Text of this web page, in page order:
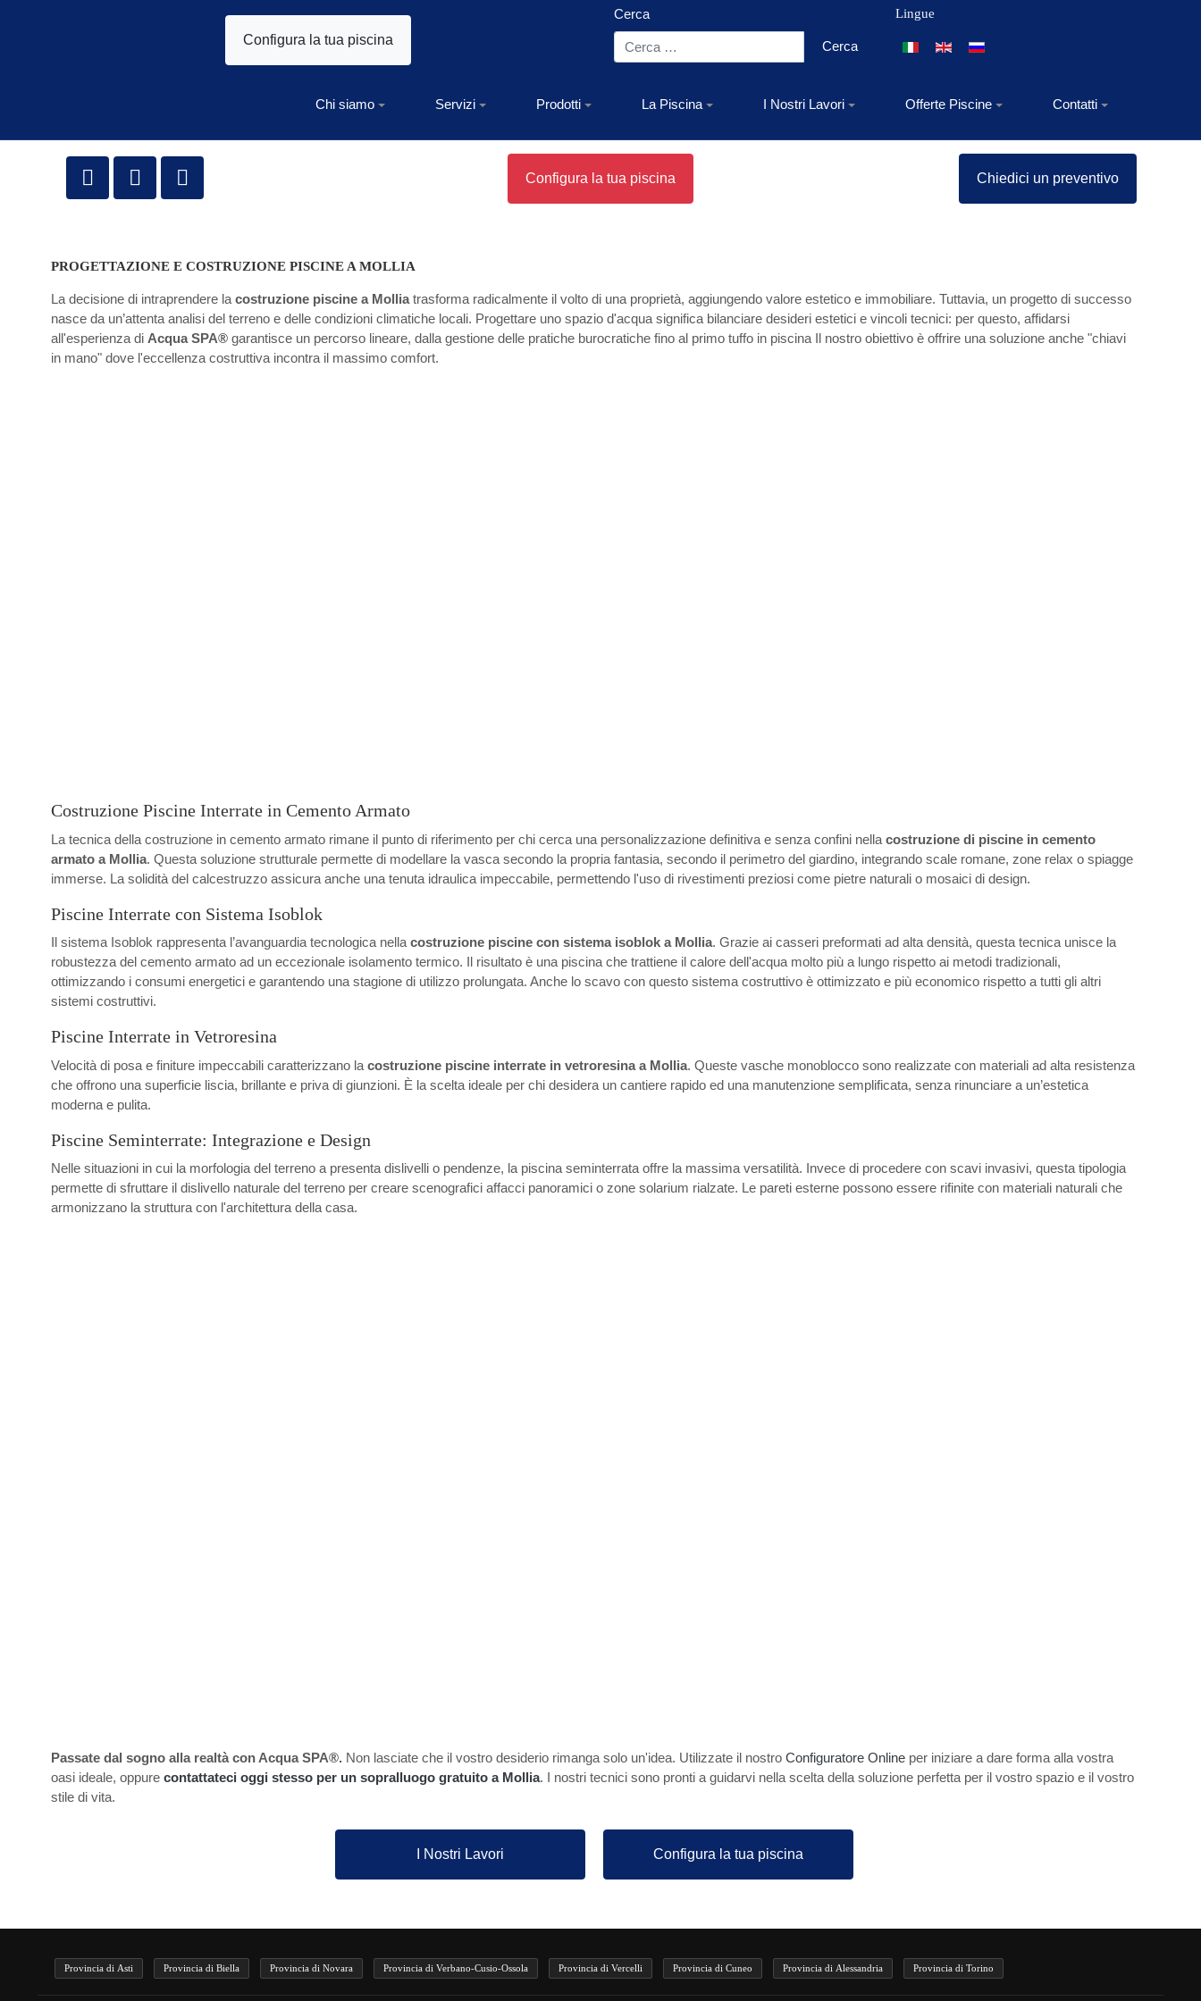
Configura la tua piscina
Cerca
Cerca
Lingue
Seleziona la tua lingua
Chi siamo Servizi Prodotti La Piscina I Nostri Lavori Offerte Piscine Contatti
Configura la tua piscina Chiedici un preventivo
PROGETTAZIONE E COSTRUZIONE PISCINE A MOLLIA
La decisione di intraprendere la costruzione piscine a Molliatrasforma radicalmente il volto di una proprietà, aggiungendo valore estetico e immobiliare. Tuttavia, un progetto di successo
nasce da un’attenta analisi del terreno e delle condizioni climatiche locali. Progettare uno spazio d'acqua significa bilanciare desideri estetici e vincoli tecnici: per questo, affidarsi
all'esperienza di Acqua SPA® garantisce un percorso lineare, dalla gestione delle pratiche burocratiche fino al primo tuffo in piscina Il nostro obiettivo è offrire una soluzione anche "chiavi
in mano" dove l'eccellenza costruttiva incontra il massimo comfort.
Costruzione Piscine Interrate in Cemento Armato
La tecnica della costruzione in cemento armato rimane il punto di riferimento per chi cerca una personalizzazione definitiva e senza confini nella costruzione di piscine in cemento
armato a Mollia. Questa soluzione strutturale permette di modellare la vasca secondo la propria fantasia, secondo il perimetro del giardino, integrando scale romane, zone relax o spiagge
immerse. La solidità del calcestruzzo assicura anche una tenuta idraulica impeccabile, permettendo l'uso di rivestimenti preziosi come pietre naturali o mosaici di design.
Piscine Interrate con Sistema Isoblok
Il sistema Isoblok rappresenta l’avanguardia tecnologica nella costruzione piscine con sistema isoblok a Mollia. Grazie ai casseri preformati ad alta densità, questa tecnica unisce la
robustezza del cemento armato ad un eccezionale isolamento termico. Il risultato è una piscina che trattiene il calore dell'acqua molto più a lungo rispetto ai metodi tradizionali,
ottimizzando i consumi energetici e garantendo una stagione di utilizzo prolungata. Anche lo scavo con questo sistema costruttivo è ottimizzato e più economico rispetto a tutti gli altri
sistemi costruttivi.
Piscine Interrate in Vetroresina
Velocità di posa e finiture impeccabili caratterizzano la costruzione piscine interrate in vetroresina a Mollia. Queste vasche monoblocco sono realizzate con materiali ad alta resistenza
che offrono una superficie liscia, brillante e priva di giunzioni. È la scelta ideale per chi desidera un cantiere rapido ed una manutenzione semplificata, senza rinunciare a un’estetica
moderna e pulita.
Piscine Seminterrate: Integrazione e Design
Nelle situazioni in cui la morfologia del terreno a presenta dislivelli o pendenze, la piscina seminterrata offre la massima versatilità. Invece di procedere con scavi invasivi, questa tipologia
permette di sfruttare il dislivello naturale del terreno per creare scenografici affacci panoramici o zone solarium rialzate. Le pareti esterne possono essere rifinite con materiali naturali che
armonizzano la struttura con l'architettura della casa.
Passate dal sogno alla realtà con Acqua SPA®. Non lasciate che il vostro desiderio rimanga solo un'idea. Utilizzate il nostro Configuratore Online per iniziare a dare forma alla vostra
oasi ideale, oppure contattateci oggi stesso per un sopralluogo gratuito a Mollia. I nostri tecnici sono pronti a guidarvi nella scelta della soluzione perfetta per il vostro spazio e il vostro
stile di vita.
I Nostri Lavori Configura la tua piscina
Provincia di Asti Provincia di Biella Provincia di Novara Provincia di Verbano-Cusio-Ossola Provincia di Vercelli Provincia di Cuneo Provincia di Alessandria Provincia di Torino